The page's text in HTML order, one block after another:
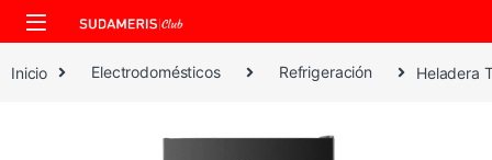
Skip to navigation
Skip to content
Inicio Electrodomésticos Refrigeración Heladera